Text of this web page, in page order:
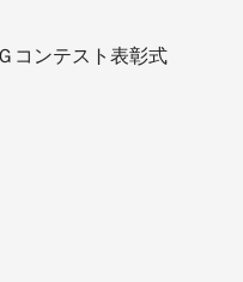
コンテスト表彰式